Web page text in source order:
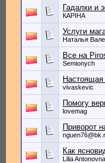
Гадалки и
КАРІНА
Услуги
Наталья
Все на
Semionych
vivaskevic
Помогу
lovemag
Приворот
Как
Lilia Antonovna